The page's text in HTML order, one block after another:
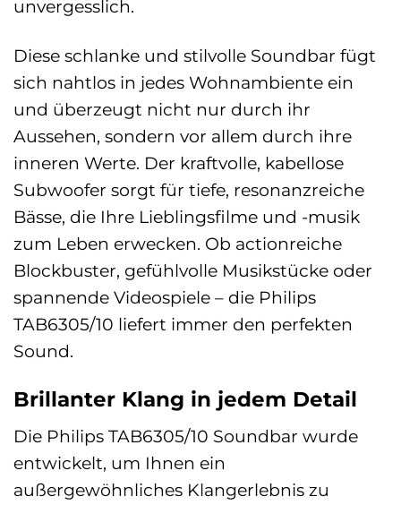
unvergesslich.
Diese schlanke und stilvolle Soundbar fügt
sich nahtlos in jedes Wohnambiente ein
und überzeugt nicht nur durch ihr
Aussehen, sondern vor allem durch ihre
inneren Werte. Der kraftvolle, kabellose
Subwoofer sorgt für tiefe, resonanzreiche
Bässe, die Ihre Lieblingsfilme und -musik
zum Leben erwecken. Ob actionreiche
Blockbuster, gefühlvolle Musikstücke oder
spannende Videospiele – die Philips
TAB6305/10 liefert immer den perfekten
Sound.
Brillanter Klang in jedem Detail
Die Philips TAB6305/10 Soundbar wurde
entwickelt, um Ihnen ein
außergewöhnliches Klangerlebnis zu